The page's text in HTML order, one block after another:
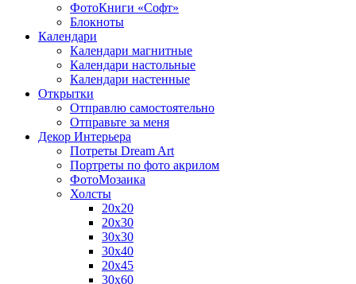
ФотоКниги «Софт»
Блокноты
Календари
Календари магнитные
Календари настольные
Календари настенные
Открытки
Отправлю самостоятельно
Отправьте за меня
Декор Интерьера
Потреты Dream Art
Портреты по фото акрилом
ФотоМозаика
Холсты
20х20
20х30
30х30
30х40
20х45
30х60